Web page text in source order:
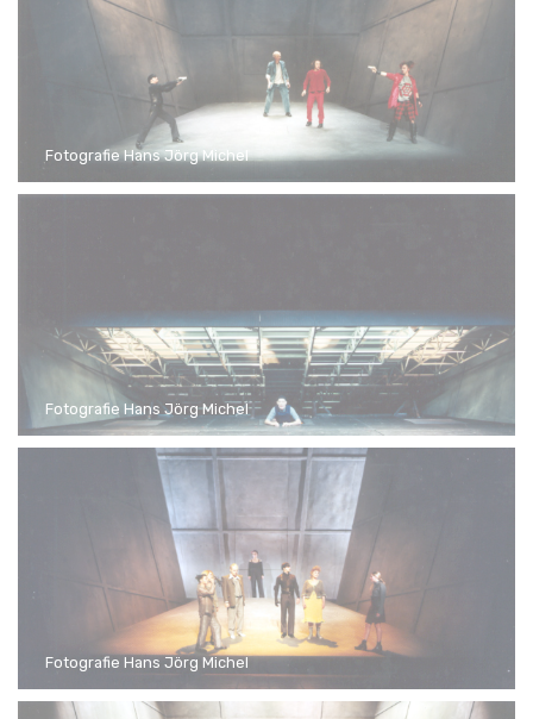
Fotografie Hans Jörg Michel
Fotografie Hans Jörg Michel
Fotografie Hans Jörg Michel